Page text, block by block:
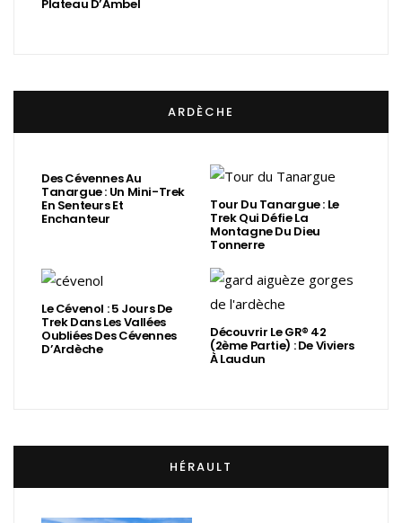
Plateau D’Ambel
ARDÈCHE
Des Cévennes Au
Tanargue : Un Mini-Trek
En Senteurs Et
Enchanteur
Tour Du Tanargue : Le
Trek Qui Défie La
Montagne Du Dieu
Tonnerre
Le Cévenol : 5 Jours De
Trek Dans Les Vallées
Oubliées Des Cévennes
D’Ardèche
Découvrir Le GR® 42
(2ème Partie) : De Viviers
À Laudun
HÉRAULT